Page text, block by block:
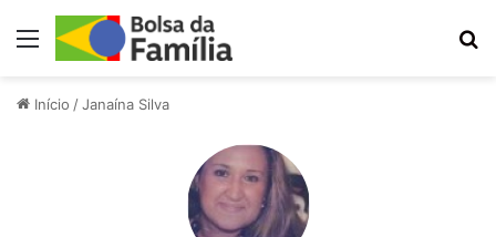
Menu
Início /Janaína Silva